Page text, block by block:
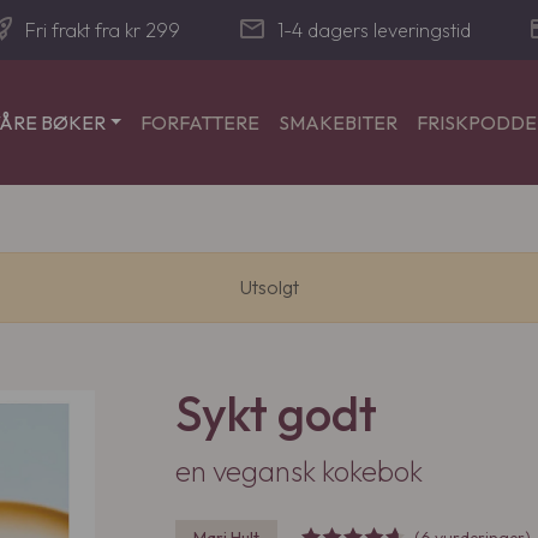
Fri frakt fra kr 299 mail 1-4 dagers leveringstid
BØKER FORFATTERE SMAKEBITER
Utsolgt
Sykt godt
en vegansk kokebok